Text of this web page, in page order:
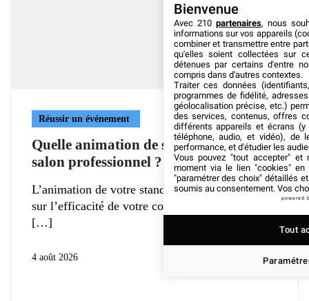
Réussir un événement
Quelle animation de stand pendant un
salon professionnel ?
L’animation de votre stand impacte grandement
sur l’efficacité de votre communication au cours
4 août 2026
Bienvenue
Avec 210 partenaires, nous
informations sur vos appareils
combiner et transmettre entre
qu'elles soient collectées sur
détenues par certains d'entre
compris dans d'autres contextes.
Traiter ces données
programmes de fidélité,
géolocalisation précise, etc.)
des services, contenus, offres
différents appareils et écrans (y
téléphone, audio, et vidéo), de
performance, et d'étudier les
Vous pouvez "tout accepter" et
moment via le lien "cookies" en
"paramétrer des choix" détaillés
soumis au consentement. Vos
powered
Tout